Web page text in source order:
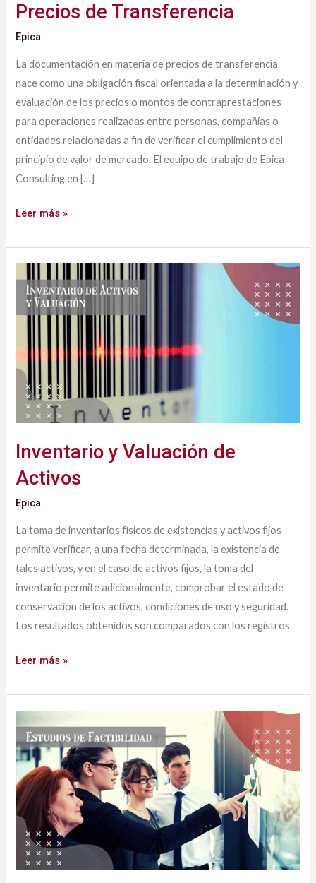
Precios de Transferencia
Epica
La documentación en materia de precios de transferencia
nace como una obligación fiscal orientada a la determinación y
evaluación de los precios o montos de contraprestaciones
para operaciones realizadas entre personas, compañías o
entidades relacionadas a fin de verificar el cumplimiento del
principio de valor de mercado. El equipo de trabajo de Epica
Consulting en […]
Leer más »
Inventario y Valuación de
Activos
Epica
La toma de inventarios físicos de existencias y activos fijos
permite verificar, a una fecha determinada, la existencia de
tales activos, y en el caso de activos fijos, la toma del
inventario permite adicionalmente, comprobar el estado de
conservación de los activos, condiciones de uso y seguridad.
Los resultados obtenidos son comparados con los registros
Inventario
Valuación
Activos
Leer más »
de
Factibilidad